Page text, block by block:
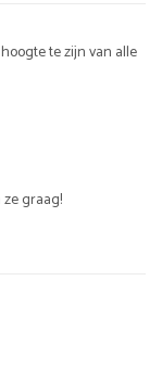
te zijn van alle
graag!